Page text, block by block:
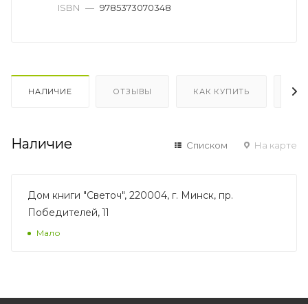
ISBN — 9785373070348
НАЛИЧИЕ ОТЗЫВЫ КАК КУПИТЬ
Наличие Списком На карте
Дом книги "Светоч", 220004, г. Минск, пр.
Победителей, 11
Мало